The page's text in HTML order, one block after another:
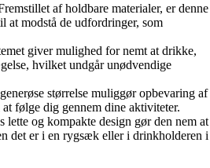
af holdbare materialer, er denne
at modstå de udfordringer, som
giver mulighed for nemt at drikke,
hvilket undgår unødvendige
størrelse muliggør opbevaring af
følge dig gennem dine aktiviteter.
lette og kompakte design gør den nem at
det er i en rygsæk eller i drinkholderen i